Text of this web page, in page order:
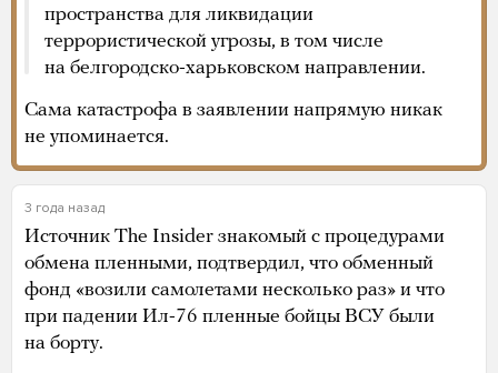
пространства для ликвидации
террористической угрозы, в том числе
на белгородско-харьковском направлении.
Сама катастрофа в заявлении напрямую никак
не упоминается.
3 года назад
Источник The Insider знакомый с процедурами
обмена пленными, подтвердил, что обменный
фонд «возили самолетами несколько раз» и что
при падении Ил-76 пленные бойцы ВСУ были
на борту.